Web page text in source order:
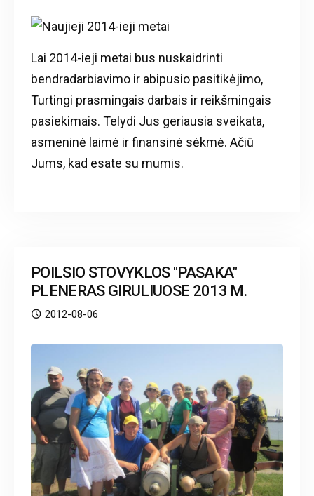
Lai 2014-ieji metai bus nuskaidrinti
bendradarbiavimo ir abipusio pasitikėjimo,
Turtingi prasmingais darbais ir reikšmingais
pasiekimais. Telydi Jus geriausia sveikata,
asmeninė laimė ir finansinė sėkmė. Ačiū
Jums, kad esate su mumis.
POILSIO STOVYKLOS "PASAKA"
PLENERAS GIRULIUOSE 2013 M.
2012-08-06